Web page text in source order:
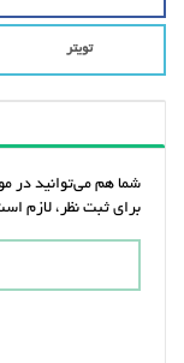
تویتر
شما هم می‌توانید در
برای ثبت نظر، لازم